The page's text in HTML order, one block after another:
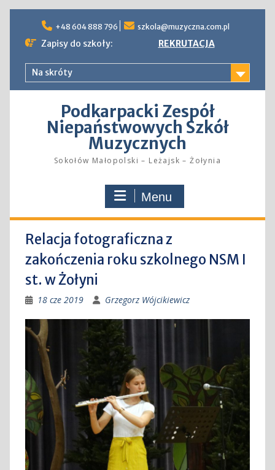
content
+48 604 888 796 szkola@muzyczna.com.pl
Zapisy do szkoły: REKRUTACJA
Na skróty
Podkarpacki Zespół
Niepaństwowych Szkół
Muzycznych
Sokołów Małopolski – Leżajsk – Żołynia
Menu
Relacja fotograficzna z
zakończenia roku szkolnego NSM I
st. w Żołyni
18 cze 2019 Grzegorz Wójcikiewicz